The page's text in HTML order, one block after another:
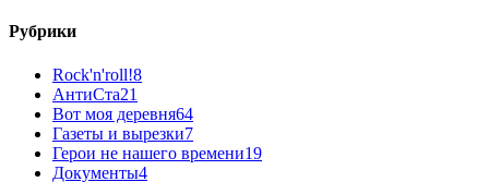
Рубрики
Rock'n'roll!8
АнтиСта21
Вот моя деревня64
Газеты и вырезки7
Герои не нашего времени19
Документы4